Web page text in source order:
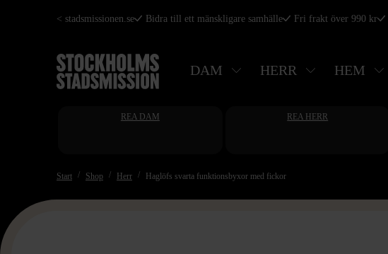
Hoppa
huvudinnehåll
< stadsmissionen.se Bidra till ett mänskligare samhälle Fri frakt över 990 kr
DAM HERR HEM
REA DAM REA HERR
Start Shop Herr Haglöfs svarta funktionsbyxor med fickor